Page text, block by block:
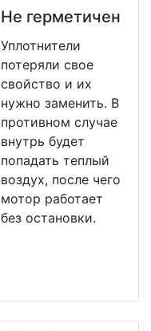
Не герметичен
Уплотнители
потеряли свое
свойство и их
нужно заменить. В
противном случае
внутрь будет
попадать теплый
воздух, после чего
мотор работает
без остановки.